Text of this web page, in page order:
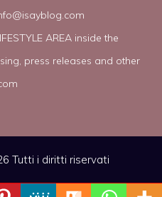
AREA inside the
press releases and other
Tutti i diritti riservati